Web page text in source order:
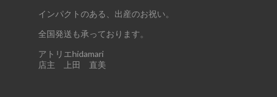
インパクトのある、出産のお祝い。
全国発送も承っております。
アトリエhidamari
店主 上田 直美